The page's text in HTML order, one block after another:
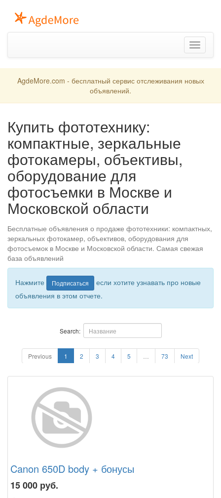
Toggle
navigation
AgdeMore.com - бесплатный сервис отслеживания новых
объявлений.
Купить фототехнику:
компактные, зеркальные
фотокамеры, объективы,
оборудование для
фотосъемки в Москве и
Московской области
Бесплатные объявления о продаже фототехники: компактных,
зеркальных фотокамер, объективов, оборудования для
фотосъемок в Москве и Московской области. Самая свежая
база объявлений
Нажмите Подписаться
если хотите узнавать про новые
объявления в этом отчете.
Search:
Previous 1 2 3 4 5 73 Next
Canon 650D body + бонусы
15 000 руб.